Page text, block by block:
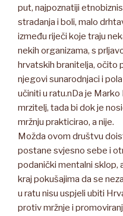
put, najpoznatiji
stradanja i boli, malo
između riječi koje traju
nekih organizama, s
hrvatskih branitelja, očito
njegovi sunarodnjaci i
učiniti u ratu.nDa je
mrzitelj, tada bi dok je
mržnju prakticirao, a nije.
Možda ovom društvu
postane svjesno sebe i
podanički mentalni sklop,
kraj pokušajima da se
u ratu nisu uspjeli ubiti
protiv mržnje i